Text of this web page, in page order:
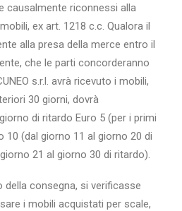
causalmente riconnessi alla
ex art. 1218 c.c. Qualora il
alla presa della merce entro il
che le parti concorderanno
s.r.l. avrà ricevuto i mobili,
30 giorni, dovrà
di ritardo Euro 5 (per i primi
10 (dal giorno 11 al giorno 20 di
21 al giorno 30 di ritardo).
della consegna, si verificasse
i mobili acquistati per scale,